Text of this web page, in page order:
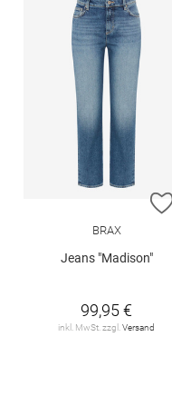
BRAX
Jeans "Madison"
99,95 €
inkl. MwSt. zzgl. Versand